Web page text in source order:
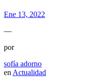
Ene 13, 2022
—
por
sofía adorno
en Actualidad